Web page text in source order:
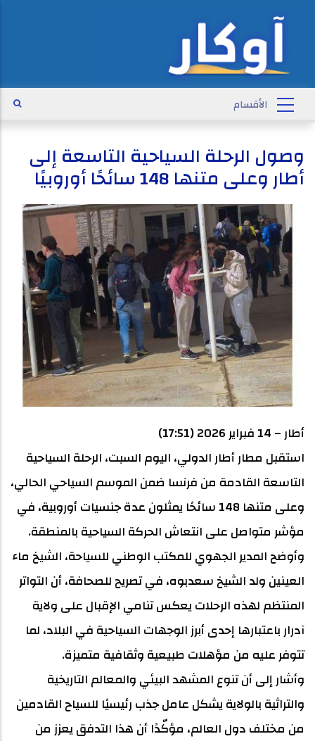
وصول الرحلة السياحية التاسعة إلى
أطار وعلى متنها 148 سائحًا أوروبيًا
أطار – 14 فبراير 2026 (17:51)
استقبل مطار أطار الدولي، اليوم السبت، الرحلة السياحية
التاسعة القادمة من فرنسا ضمن الموسم السياحي الحالي،
وعلى متنها 148 سائحًا يمثلون عدة جنسيات أوروبية، في
مؤشر متواصل على انتعاش الحركة السياحية بالمنطقة.
وأوضح المدير الجهوي للمكتب الوطني للسياحة، الشيخ ماء
العينين ولد الشيخ سعدبوه، في تصريح للصحافة، أن التواتر
المنتظم لهذه الرحلات يعكس تنامي الإقبال على ولاية
آدرار باعتبارها إحدى أبرز الوجهات السياحية في البلاد، لما
تتوفر عليه من مؤهلات طبيعية وثقافية متميزة.
وأشار إلى أن تنوع المشهد البيئي والمعالم التاريخية
والتراثية بالولاية يشكل عامل جذب رئيسيًا للسياح القادمين
من مختلف دول العالم، مؤكّدًا أن هذا التدفق يعزز من